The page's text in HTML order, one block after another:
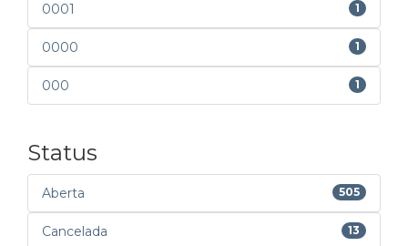
0001 1
0000 1
000 1
Status
Aberta 505
Cancelada 13